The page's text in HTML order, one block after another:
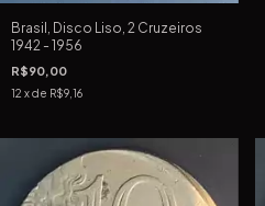
Brasil, Disco Liso, 2 Cruzeiros
1942 - 1956
R$90,00
12 x de R$9,16